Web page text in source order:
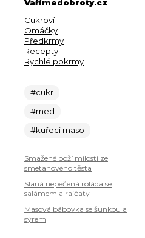
Vařímedobroty.cz
Cukroví
Omáčky
Předkrmy
Recepty
Rychlé pokrmy
#cukr
#med
#kuřecí maso
Smažené boží milosti ze
smetanového těsta
Slaná nepečená roláda se
salámem a rajčaty
Masová bábovka se šunkou a
sýrem